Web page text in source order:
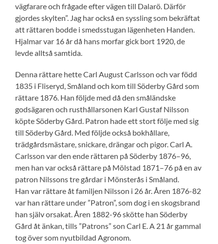
vägfarare och frågade efter vägen till Dalarö. Därför
gjordes skylten”. Jag har också en syssling som bekräftat
att rättaren bodde i smedsstugan lägenheten Handen.
Hjalmar var 16 år då hans morfar gick bort 1920, de
levde alltså samtida.
Denna rättare hette Carl August Carlsson och var född
1835 i Fliseryd, Småland och kom till Söderby Gård som
rättare 1876. Han följde med då den småländske
godsägaren och rusthållarsonen Karl Gustaf Nilsson
köpte Söderby Gård. Patron hade ett stort följe med sig
till Söderby Gård. Med följde också bokhållare,
trädgårdsmästare, snickare, drängar och pigor. Carl A.
Carlsson var den ende rättaren på Söderby 1876–96,
men han var också rättare på Mölstad 1871–76 på en av
patron Nilssons tre gårdar i Mönsterås i Småland.
Han var rättare åt familjen Nilsson i 26 år. Åren 1876-82
var han rättare under ”Patron”, som dog i en skogsbrand
han själv orsakat. Åren 1882-96 skötte han Söderby
Gård åt änkan, tills ”Patrons” son Carl E. A 21 år gammal
tog över som nyutbildad Agronom.